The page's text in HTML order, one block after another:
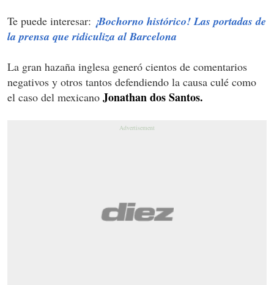
Te puede interesar: ¡Bochorno histórico! Las portadas de
la prensa que ridiculiza al Barcelona
La gran hazaña inglesa generó cientos de comentarios
negativos y otros tantos defendiendo la causa culé como
el caso del mexicano Jonathan dos Santos.